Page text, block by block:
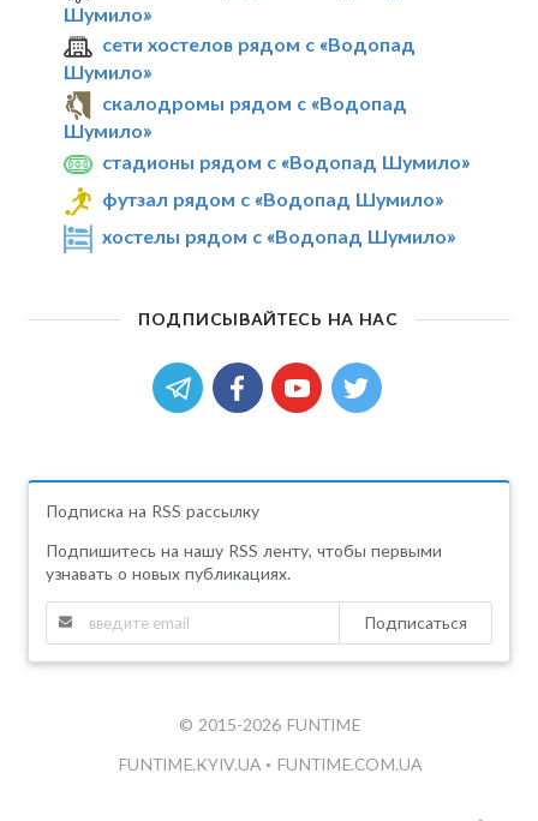
Шумило»
сети хостелов рядом с «Водопад
Шумило»
скалодромы рядом с «Водопад
Шумило»
стадионы рядом с «Водопад Шумило»
футзал рядом с «Водопад Шумило»
хостелы рядом с «Водопад Шумило»
ПОДПИСЫВАЙТЕСЬ НА НАС
Подписка на RSS рассылку
Подпишитесь на нашу RSS ленту, чтобы первыми
узнавать о новых публикациях.
Подписаться
© 2015-2026 FUNTIME
FUNTIME.KYIV.UA • FUNTIME.COM.UA